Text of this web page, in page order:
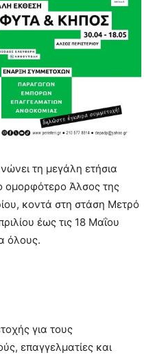
τη μεγάλη ετήσια
ομορφότερο Άλσος της
κοντά στη στάση Μετρό
έως τις 18 Μαΐου
όλους.
για τους
επαγγελματίες και